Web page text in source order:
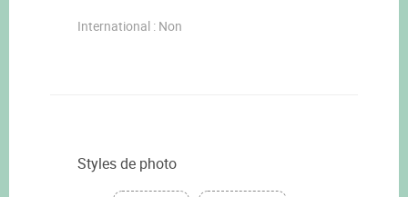
International : Non
Styles de photo